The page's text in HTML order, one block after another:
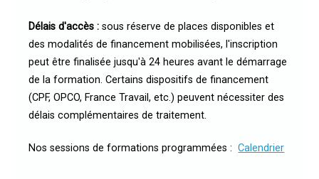
Délais d'accès : sous réserve de places disponibles et
des modalités de financement mobilisées, l'inscription
peut être finalisée jusqu'à 24 heures avant le démarrage
de la formation. Certains dispositifs de financement
(CPF, OPCO, France Travail, etc.) peuvent nécessiter des
délais complémentaires de traitement.
Nos sessions de formations programmées :Calendrier